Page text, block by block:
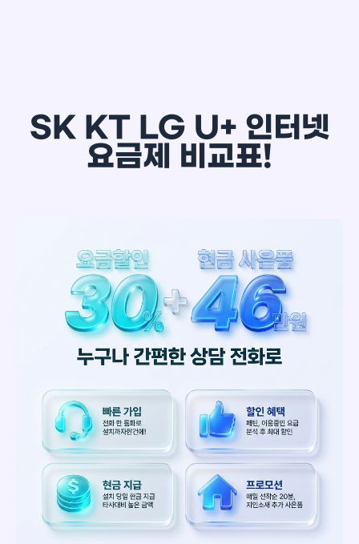
SK KT LG U+ 인터넷
요금제 비교표!